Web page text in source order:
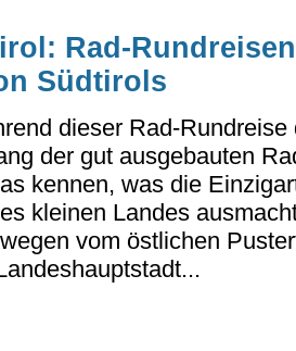
Rad-
Südtirols
dieser Rad-Rundreise
der gut ausgebauten
kennen, was die
kleinen Landes
vom östlichen